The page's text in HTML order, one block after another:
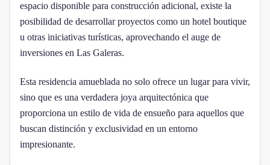
espacio disponible para construcción adicional, existe la
posibilidad de desarrollar proyectos como un hotel boutique
u otras iniciativas turísticas, aprovechando el auge de
inversiones en Las Galeras.
Esta residencia amueblada no solo ofrece un lugar para vivir,
sino que es una verdadera joya arquitectónica que
proporciona un estilo de vida de ensueño para aquellos que
buscan distinción y exclusividad en un entorno
impresionante.